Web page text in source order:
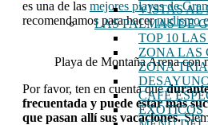
VISTAS AL
LAS PALMAS DE
TOP 10
ZONA LAS
ZONA
CAFÉ
EXÓTICOS
es una de las mejores playas de
recomendamos para hacernudismo
Playa de Montaña Arena con
Por favor, ten en cuenta que
frecuentada y puede estar más
que pasan allí sus vacaciones.